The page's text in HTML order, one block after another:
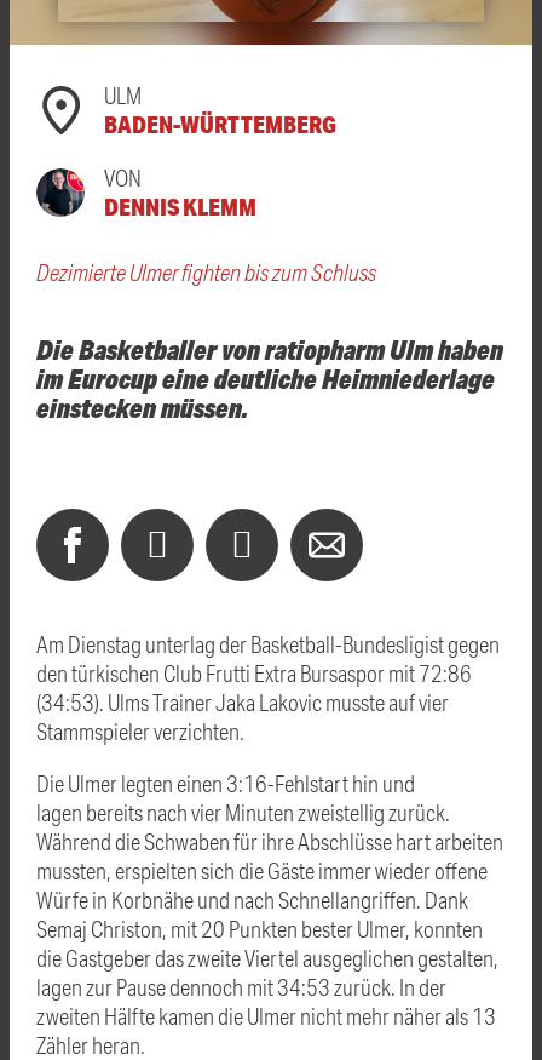
ULM
BADEN-WÜRTTEMBERG
VON
DENNIS KLEMM
Dezimierte Ulmer fighten bis zum Schluss
Die Basketballer von ratiopharm Ulm haben
im Eurocup eine deutliche Heimniederlage
einstecken müssen.
Am Dienstag unterlag der Basketball-Bundesligist gegen
den türkischen Club Frutti Extra Bursaspor mit 72:86
(34:53). Ulms Trainer Jaka Lakovic musste auf vier
Stammspieler verzichten.
Die Ulmer legten einen 3:16-Fehlstart hin und
lagen bereits nach vier Minuten zweistellig zurück.
Während die Schwaben für ihre Abschlüsse hart arbeiten
mussten, erspielten sich die Gäste immer wieder offene
Würfe in Korbnähe und nach Schnellangriffen. Dank
Semaj Christon, mit 20 Punkten bester Ulmer, konnten
die Gastgeber das zweite Viertel ausgeglichen gestalten,
lagen zur Pause dennoch mit 34:53 zurück. In der
zweiten Hälfte kamen die Ulmer nicht mehr näher als 13
Zähler heran.